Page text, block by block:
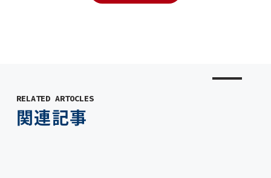
RELATED ARTOCLES
関連記事